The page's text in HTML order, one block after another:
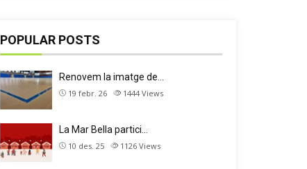
POPULAR POSTS
Renovem la imatge de…
19 febr. 26 1444 Views
La Mar Bella partici…
10 des. 25 1126 Views